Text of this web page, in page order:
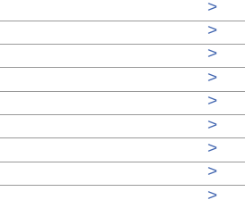
>
>
>
>
>
>
>
>
>